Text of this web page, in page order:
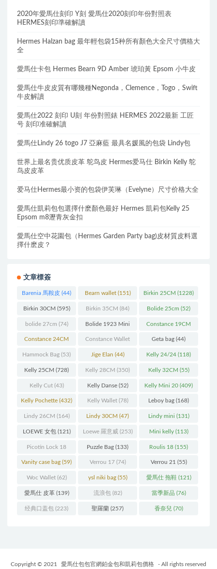
2020年愛馬仕刻印 Y刻 愛馬仕2020刻印年份對照表
HERMES刻印準確解讀
Hermes Halzan bag 最年輕包袋15种所有顏色大全尺寸價格大
全
愛馬仕卡包 Hermes Bearn 9D Amber 琥珀黃 Epsom 小牛皮
愛馬仕牛皮皮質有哪幾種Negonda，Clemence，Togo，Swift
牛皮解讀
愛馬仕2022 刻印 U刻 年份對照錶 HERMES 2022最新 工匠
号 刻印准確解讀
愛馬仕Lindy 26 togo J7 亞麻藍 最具名媛風的包袋 Lindy包
世界上最名贵优质皮革 鸵鸟皮 Hermes爱马仕 Birkin Kelly 鸵
鸟皮皮革
爱马仕Hermes最小资的包袋伊芙琳（Evelyne）尺寸价格大全
愛馬仕凱莉包包選擇什麽顏色最好 Hermes 凱莉包Kelly 25
Epsom m8瀝青灰金扣
愛馬仕空中花園包（Hermes Garden Party bag)皮材質皮料選
擇什麽皮？
文章標簽
Barenia 馬鞍皮 (44) Bearn wallet(151) Birkin 25CM (1228)
Birkin 30CM (595) Birkin 35CM (84) Bolide 25cm (52)
bolide 27cm (74) Bolide 1923 Mini
(93)
Constance 19CM
(571)
Constance 24CM
(216)
Constance Wallet
(60)
Geta bag (44)
Hammock Bag (53) Jige Elan (44) Kelly 24/24 (118)
Kelly 25CM (728) Kelly 28CM (350) Kelly 32CM (55)
Kelly Cut(43) Kelly Danse(52) Kelly Mini 20 (409)
Kelly Pochette (432) Kelly Wallet(78) Leboy bag (168)
Lindy 26CM (164) Lindy 30CM (47) Lindy mini (131)
LOEWE 女包(121) Loewe 羅意威(253) Mini kelly(113)
Picotin Lock 18
(202)
Puzzle Bag (133) Roulis 18 (155)
Vanity case bag (59) Verrou 17(74) Verrou 21 (55)
Woc Wallet(62) ysl niki bag(55) 愛馬仕 拖鞋(121)
愛馬仕 皮革(139) 流浪包(82) 當季新品 (76)
经典口盖包 (223) 聖羅蘭 (257) 香奈兒 (70)
Copyright © 2021 愛馬仕包包官網鉑金包和凱莉包價格 - All rights reserved